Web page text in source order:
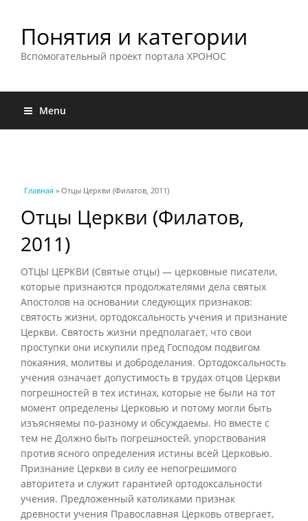
Понятия и категории
Вспомогательный проект портала ХРОНОС
Menu
Вы здесь
Главная » Отцы Церкви (Филатов, 2011)
Отцы Церкви (Филатов,
2011)
ОТЦЫ ЦЕРКВИ (Святые отцы) — церковные писатели,
которые признаются продолжателями дела святых
Апостолов на основании следующих признаков:
святость жизни, ортодоксальность учения и признание
Церкви. Святость жизни предполагает, что свои
проступки они искупили пред Господом подвигом
покаяния, молитвы и доброделания. Ортодоксальность
учения означает допустимость в трудах отцов Церкви
погрешностей в тех истинах, которые не были на тот
момент определены Церковью и потому могли быть
изъясняемы по-разному и обсуждаемы. Но вместе с
тем не Должно быть погрешностей, упорствования
против ясного определения истины всей Церковью.
Признание Церкви в силу ее непогрешимого
авторитета и служит гарантией ортодоксальности
учения. Предложенный католиками признак
древности учения Православная Церковь отвергает,